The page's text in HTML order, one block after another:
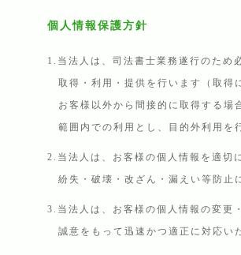
個人情報保護方針
1.当法人は、司法書士業務遂行のため
取得・利用・提供を行います（取得
お客様以外から間接的に取得する場
範囲内での利用とし、目的外利用を
2.当法人は、お客様の個人情報を適切
紛失・破壊・改ざん・漏えい等防止
3.当法人は、お客様の個人情報の変更
誠意をもって迅速かつ適正に対応い